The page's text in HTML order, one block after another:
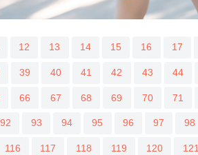
12 13 14 15 16 17
39 40 41 42 43 44
66 67 68 69 70 71
92 93 94 95 96 97 98
116 117 118 119 120 121